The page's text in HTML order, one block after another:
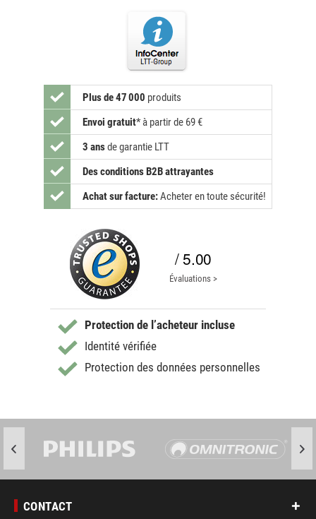
Plus de 47 000 produits
Envoi gratuit* à partir de 69 €
3 ansde garantie LTT
Des conditions B2B attrayantes
Achat sur facture:Acheter en toute sécurité!
/ 5.00
Évaluations >
Protection de l’acheteur incluse
Identité vérifiée
Protection des données personnelles
CONTACT